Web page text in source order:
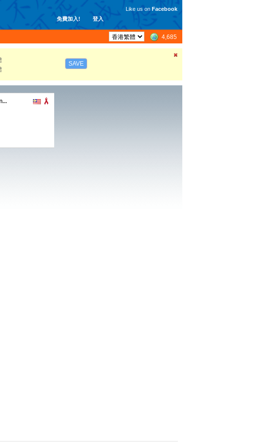
免費加入! 登入
Like us on Facebook
4,685
SAVE